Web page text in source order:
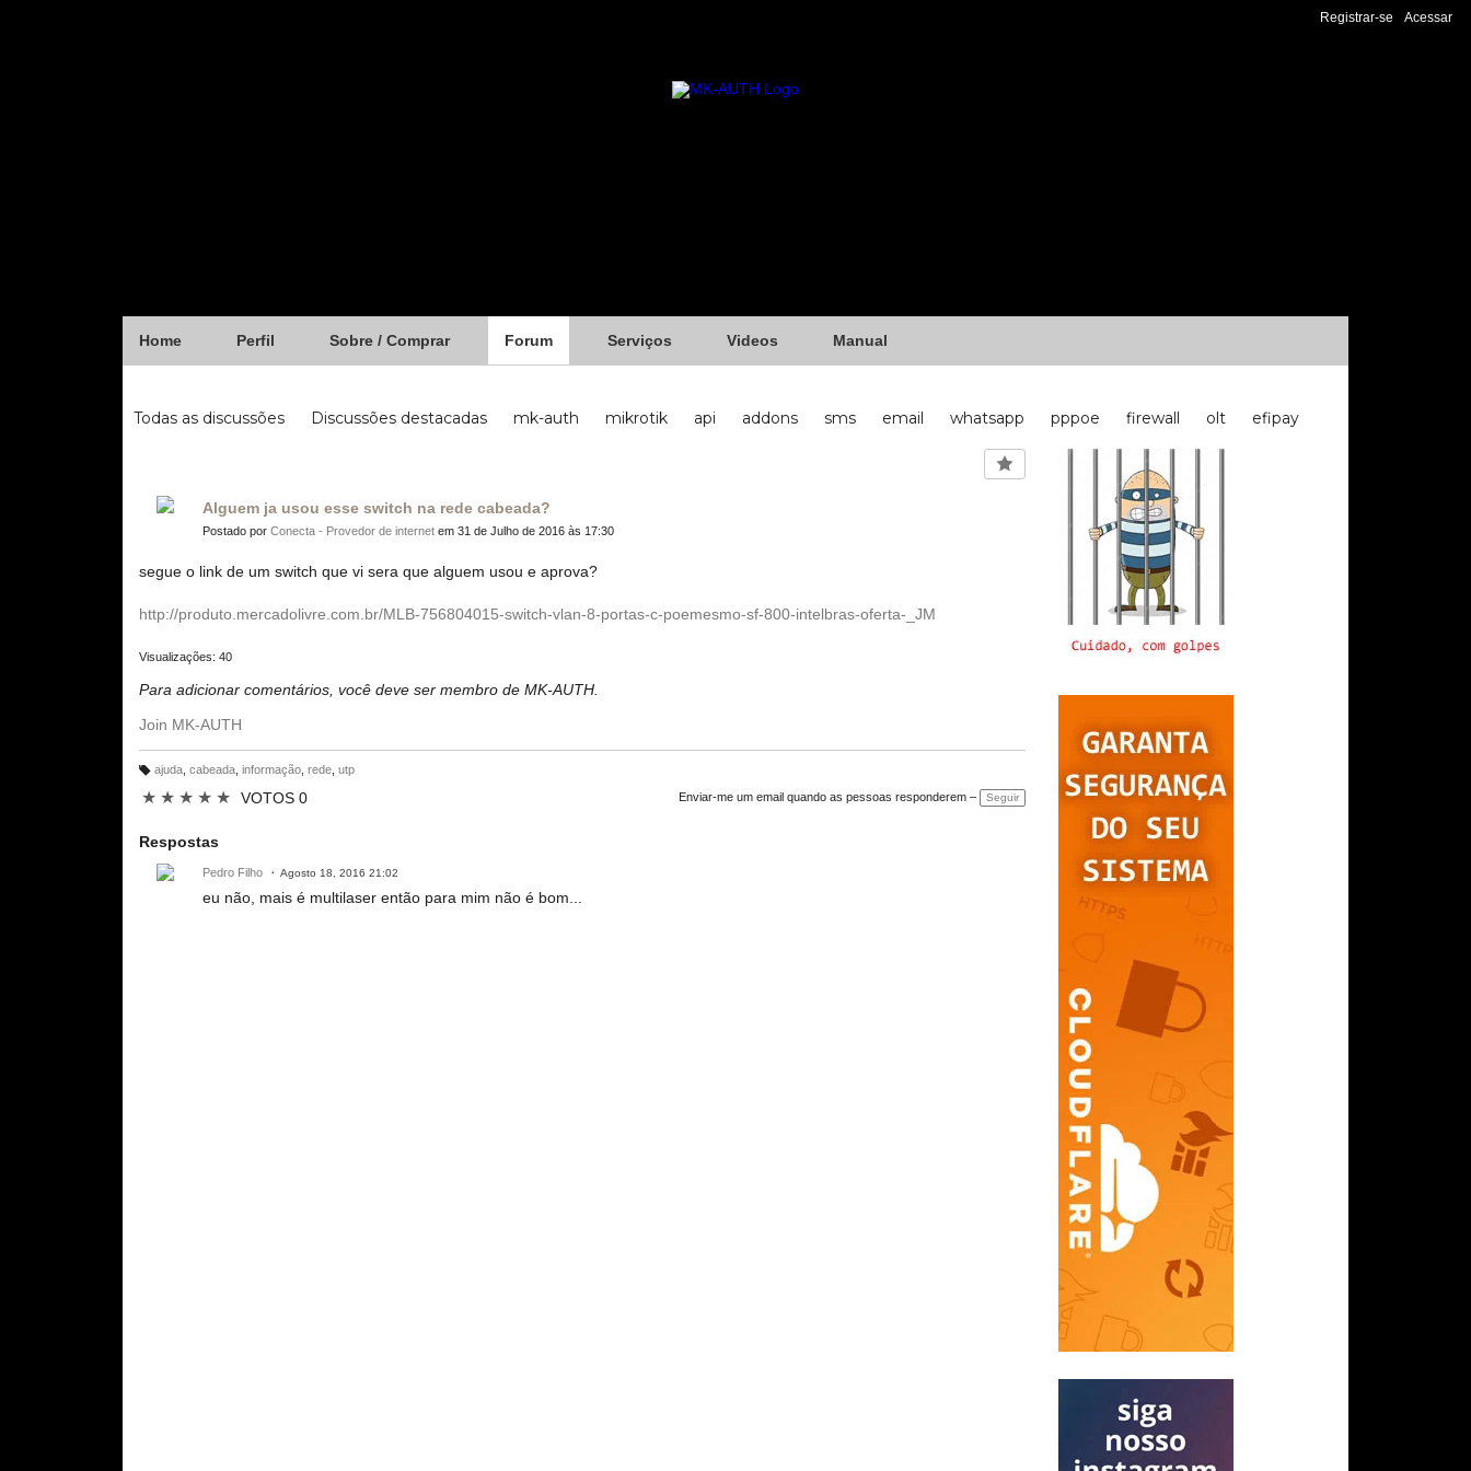
Registrar-se Acessar
Home Perfil Sobre / Comprar Forum Serviços Videos Manual
Todas as discussões
Discussões destacadas mk-auth mikrotik api addons sms email whatsapp pppoe firewall olt
efipay
Alguem ja usou esse switch na rede cabeada?
Postado por Conecta - Provedor de internet em 31 de Julho de 2016 às 17:30
segue o link de um switch que vi sera que alguem usou e aprova?
http://produto.mercadolivre.com.br/MLB-756804015-switch-vlan-8-portas-c-poemesmo-sf-800-intelbras-oferta-_JM
Visualizações: 40
Para adicionar comentários, você deve ser membro de MK-AUTH.
Join MK-AUTH
ar
c
õ
e
ajuda, cabeada, informação, rede, utp
★ ★ ★ ★ ★ VOTOS 0 Enviar-me um email quando as pessoas responderem – Seguir
Respostas
Pedro Filho Agosto 18, 2016 21:02
eu não, mais é multilaser então para mim não é bom...